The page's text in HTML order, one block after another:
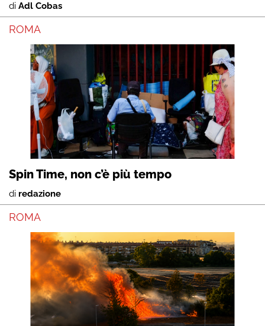
di Adl Cobas
ROMA
Spin Time, non c’è più tempo
di redazione
ROMA